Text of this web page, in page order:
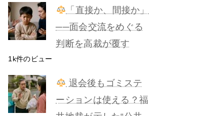
「直接か、間接か」
──面会交流をめぐる
判断を高裁が覆す
1k件のビュー
退会後もゴミステ
ーションは使える？福